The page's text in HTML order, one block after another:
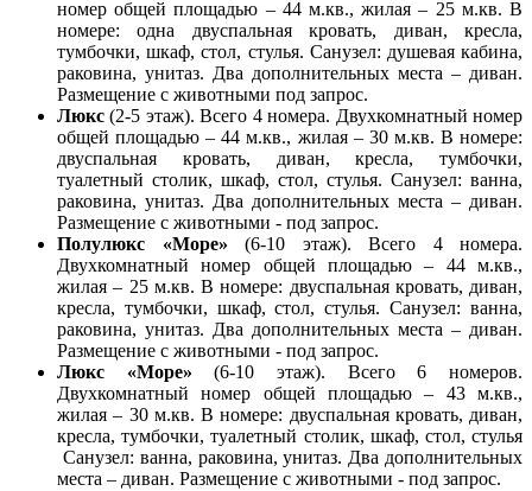
номер общей площадью – 44 м.кв., жилая – 25 м.кв. В
номере: одна двуспальная кровать, диван, кресла,
тумбочки, шкаф, стол, стулья. Санузел: душевая кабина,
раковина, унитаз. Два дополнительных места – диван.
Размещение с животными под запрос.
Люкс (2-5 этаж). Всего 4 номера. Двухкомнатный номер
общей площадью – 44 м.кв., жилая – 30 м.кв. В номере:
двуспальная кровать, диван, кресла, тумбочки,
туалетный столик, шкаф, стол, стулья. Санузел: ванна,
раковина, унитаз. Два дополнительных места – диван.
Размещение с животными - под запрос.
Полулюкс «Море»
(6-10 этаж). Всего 4 номера.
Двухкомнатный номер общей площадью – 44 м.кв.,
жилая – 25 м.кв. В номере: двуспальная кровать, диван,
кресла, тумбочки, шкаф, стол, стулья. Санузел: ванна,
раковина, унитаз. Два дополнительных места – диван.
Размещение с животными - под запрос.
Люкс «Море»(6-10 этаж). Всего 6 номеров.
Двухкомнатный номер общей площадью – 43 м.кв.,
жилая – 30 м.кв. В номере: двуспальная кровать, диван,
кресла, тумбочки, туалетный столик, шкаф, стол, стулья
Санузел: ванна, раковина, унитаз. Два дополнительных
места – диван. Размещение с животными - под запрос.